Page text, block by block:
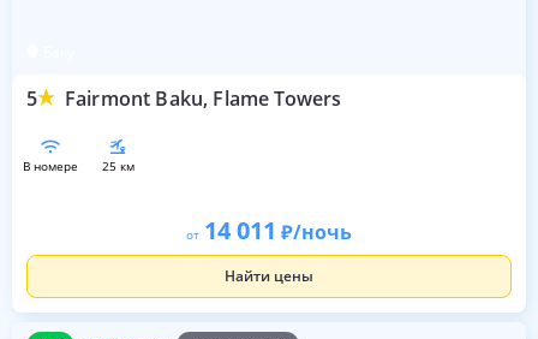
5 Fairmont Baku, Flame Towers
в номере 25 км
от 14 011 /ночь
Найти цены
8.5 323 оценки